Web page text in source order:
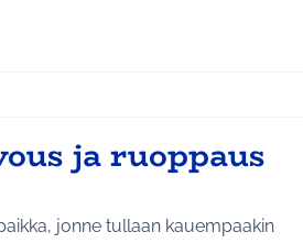
Liikunta ja harrastukset
ja ruoppaus
jonne tullaan kauempaakin